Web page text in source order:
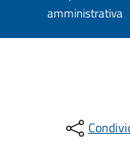
amministrativa